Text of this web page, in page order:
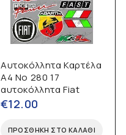
Αυτοκόλλητα Καρτέλα
Α4 No 280 17
αυτοκόλλητα Fiat
€12.00
ΠΡΟΣΘΉΚΗ ΣΤΟ ΚΑΛΆΘΙ